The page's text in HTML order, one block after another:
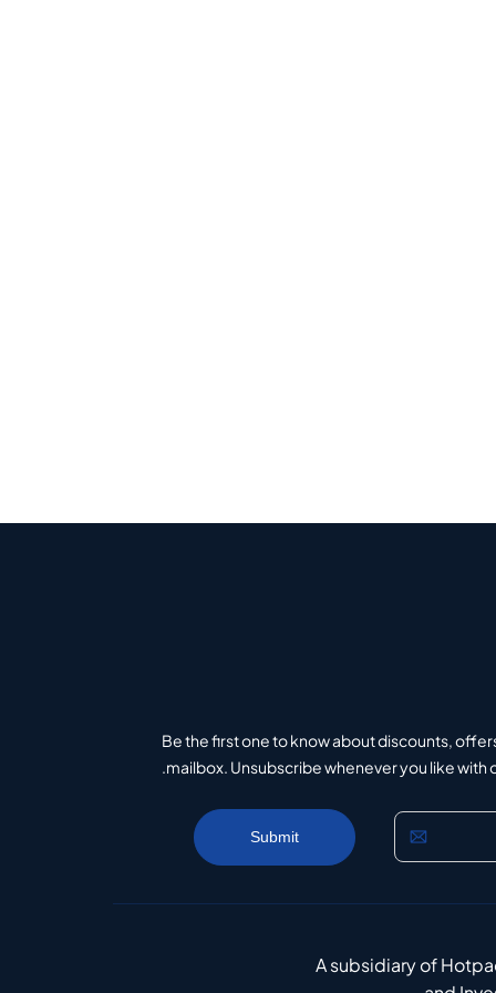
Be the first one to know about discounts,
mailbox. Unsubscribe whenever you like with
A subsidiary of